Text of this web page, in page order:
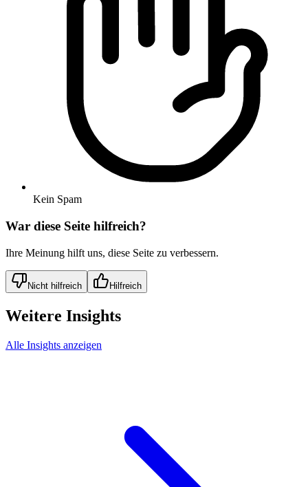
Kein Spam
War diese Seite hilfreich?
Ihre Meinung hilft uns, diese Seite zu verbessern.
Nicht hilfreich Hilfreich
Weitere Insights
Alle Insights anzeigen